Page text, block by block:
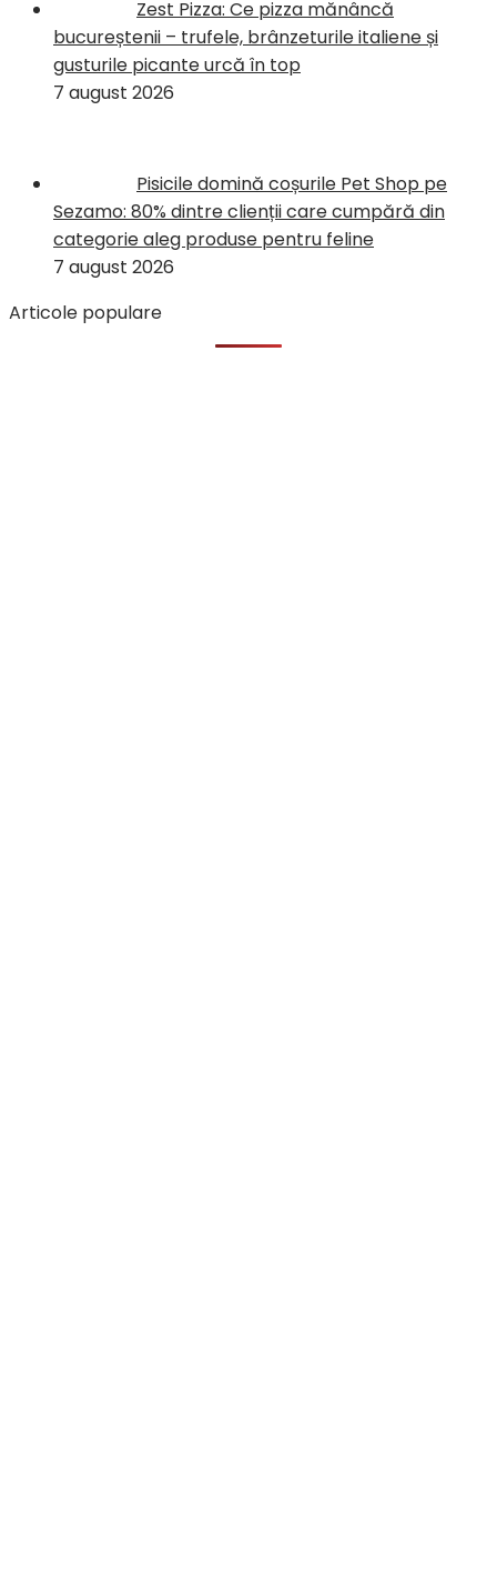
Zest Pizza: Ce pizza mănâncă
bucureștenii – trufele, brânzeturile italiene și
gusturile picante urcă în top
7 august 2026
Pisicile domină coșurile Pet Shop pe
Sezamo: 80% dintre clienții care cumpără din
categorie aleg produse pentru feline
7 august 2026
Articole populare